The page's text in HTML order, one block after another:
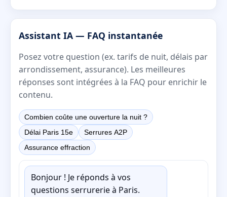
Assistant IA — FAQ instantanée
Posez votre question (ex. tarifs de nuit, délais par
arrondissement, assurance). Les meilleures
réponses sont intégrées à la FAQ pour enrichir le
contenu.
Combien coûte une ouverture la nuit ?
Délai Paris 15e
Serrures A2P
Assurance effraction
Bonjour ! Je réponds à vos
questions serrurerie à Paris.